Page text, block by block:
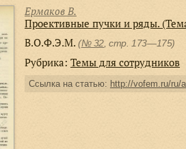
Ермаков В.
Проективные пучки и ряды.
В.О.Ф.Э.М. (№ 32 , стр. 173—175)
Рубрика: Темы для сотрудников
Ссылка на статью: http://vofem.ru/ru/